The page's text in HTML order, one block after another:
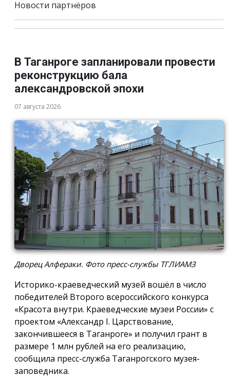
Новости партнёров
В Таганроге запланировали провести
реконструкцию бала
александровской эпохи
07 августа 2026
Дворец Алфераки. Фото пресс-службы ТГЛИАМЗ
Историко-краеведческий музей вошёл в число
победителей Второго всероссийского конкурса
«Красота внутри. Краеведческие музеи России» с
проектом «Александр I. Царствование,
закончившееся в Таганроге» и получил грант в
размере 1 млн рублей на его реализацию,
сообщила пресс-служба Таганрогского музея-
заповедника.